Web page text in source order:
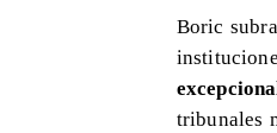
Boric
tribunales